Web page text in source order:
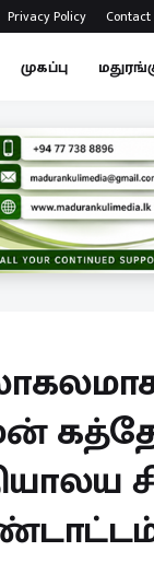
Privacy Policy Contact
முகப்பு